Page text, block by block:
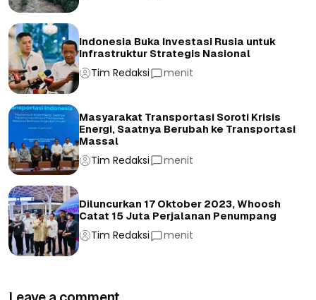
Indonesia Buka Investasi Rusia untuk
Infrastruktur Strategis Nasional
Tim Redaksi menit
Masyarakat Transportasi Soroti Krisis
Energi, Saatnya Berubah ke Transportasi
Massal
Tim Redaksi menit
Diluncurkan 17 Oktober 2023, Whoosh
Catat 15 Juta Perjalanan Penumpang
Tim Redaksi menit